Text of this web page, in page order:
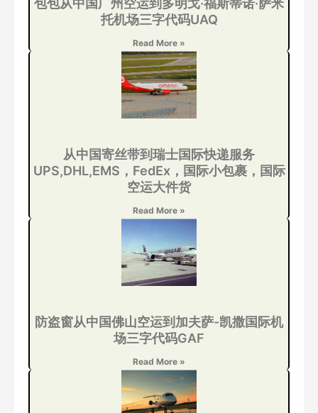
包包从中国广州空运到多明戈·福斯蒂诺·萨米
托机场三字代码UAQ
Read More »
从中国寄丝带到瑞士国际快递服务
UPS,DHL,EMS，FedEx，国际小包裹，国际
空运大件货
Read More »
防盗窗从中国佛山空运到加夫萨-凯撒国际机
场三字代码GAF
Read More »